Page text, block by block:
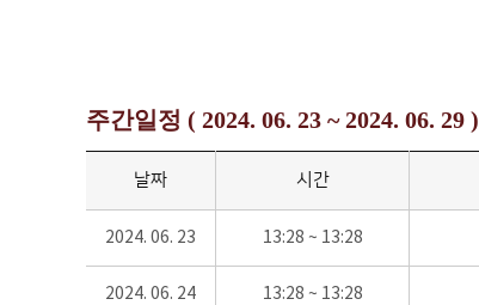
주간일정 ( 2024. 06. 23 ~ 2024. 06. 29 )
날짜 시간
2024. 06. 23 13:28 ~ 13:28
2024. 06. 24 13:28 ~ 13:28